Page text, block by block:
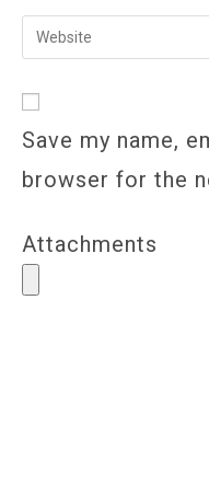
to
comment
email
address
comment
Enter
your
URL
(optional)
Save my name,
browser for the
Attachments